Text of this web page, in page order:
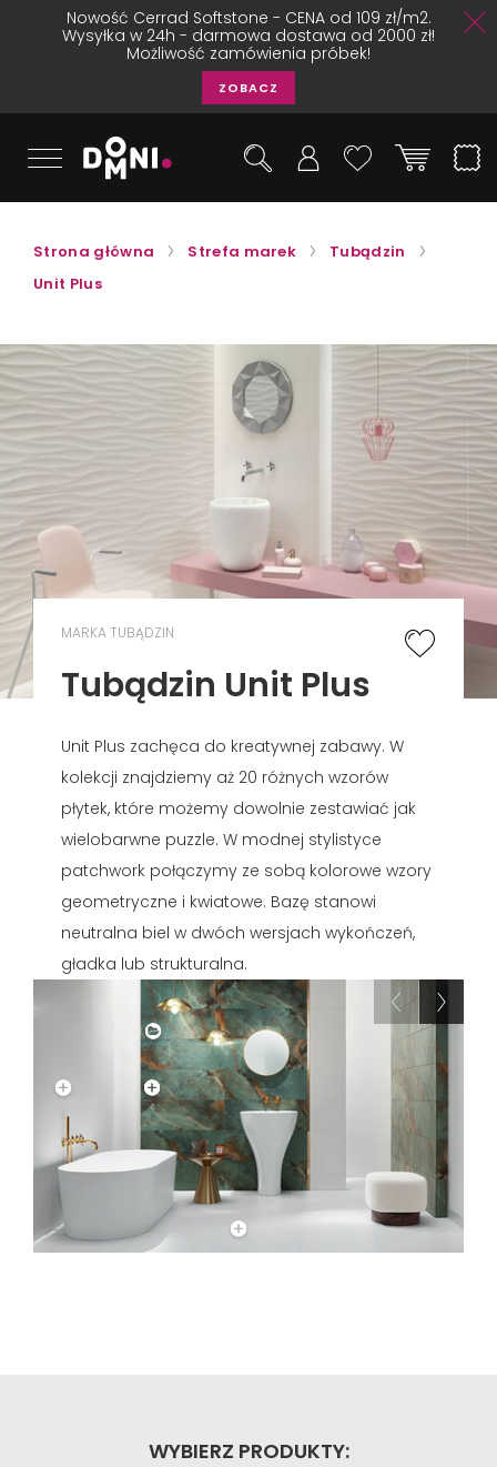
Nowość Cerrad Softstone - CENA od 109 zł/m2.
Wysyłka w 24h - darmowa dostawa od 2000 zł!
Możliwość zamówienia próbek!
ZOBACZ
Strona główna Strefa marek
Tubądzin
Unit Plus
MARKA TUBĄDZIN
Tubądzin Unit Plus
Unit Plus zachęca do kreatywnej zabawy. W
kolekcji znajdziemy aż 20 różnych wzorów
płytek, które możemy dowolnie zestawiać jak
wielobarwne puzzle. W modnej stylistyce
patchwork połączymy ze sobą kolorowe wzory
geometryczne i kwiatowe. Bazę stanowi
neutralna biel w dwóch wersjach wykończeń,
gładka lub strukturalna.
WYBIERZ PRODUKTY: